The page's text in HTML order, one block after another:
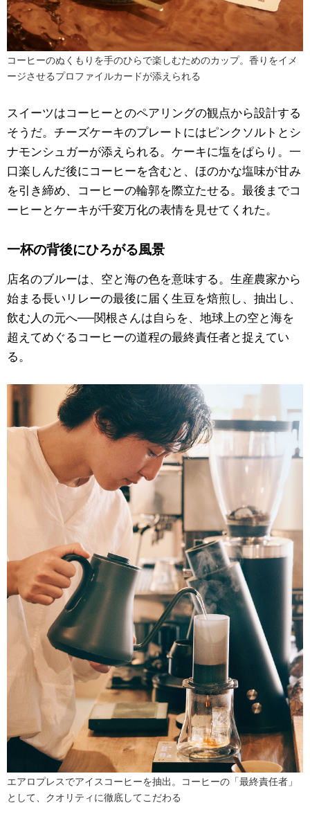
コーヒーのぬくもりを手のひらで楽しむためのカップ。香りをイメ
ージさせるプロファイルカードが添えられる
スイーツはコーヒーとのペアリングの観点から設計する
そうだ。チーズケーキのプレートにはピンクソルトとシ
ナモンシュガーが添えられる。ケーキに塩をぱらり。一
口楽しんだ後にコーヒーを含むと、ほのかな塩味が甘み
を引き締め、コーヒーの輪郭を際立たせる。最後までコ
ーヒーとケーキが千変万化の表情を見せてくれた。
一杯の背後にひろがる風景
店名のブルーは、空と海の色を意味する。生産農家から
始まる長いリレーの最後に届く生豆を焙煎し、抽出し、
飲む人の元へ──関根さんは自らを、地球上の空と海を
超えてめぐるコーヒーの道程の最終責任者と捉えてい
る。
エアロプレスでアイスコーヒーを抽出。コーヒーの「最終責任者」
として、クオリティに徹底してこだわる